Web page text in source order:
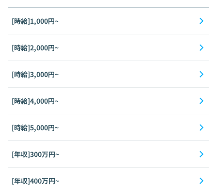
[時給]1,000円~
[時給]2,000円~
[時給]3,000円~
[時給]4,000円~
[時給]5,000円~
[年収]300万円~
[年収]400万円~